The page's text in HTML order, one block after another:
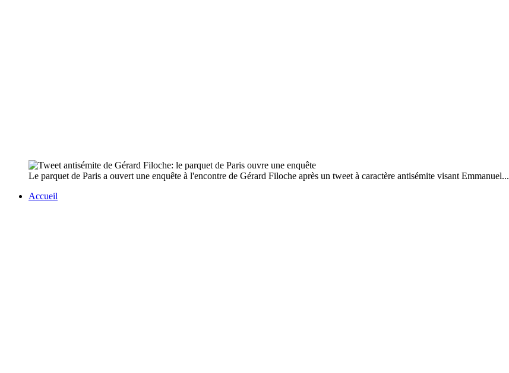
Le parquet de Paris a ouvert une enquête à l'encontre de Gérard Filoche après un tweet à caractère antisémite visant Emmanuel...
Accueil